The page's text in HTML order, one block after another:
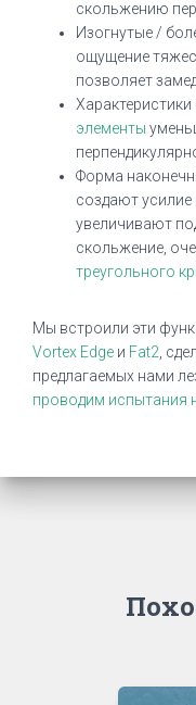
скольжению
Изогнутые /
ощущение
позволяет
элементы
Форма
создают усилие
увеличивают
скольжение,
треугольного
Мы встроили эти
Vortex Edge и Fat2,
предлагаемых нами
проводим испытания